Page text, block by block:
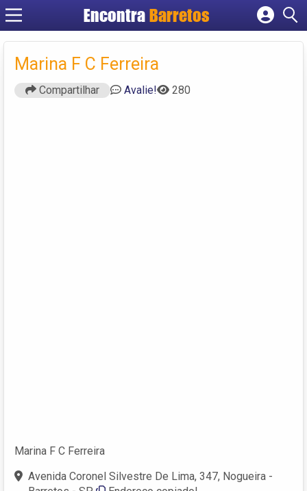
Encontra Barretos
Cadastrar empresa
Criar conta
Marina F C Ferreira
Compartilhar Avalie! 280
Marina F C Ferreira
Avenida Coronel Silvestre De Lima, 347, Nogueira -